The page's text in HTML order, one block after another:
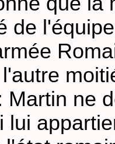
de
Martin ne
lui